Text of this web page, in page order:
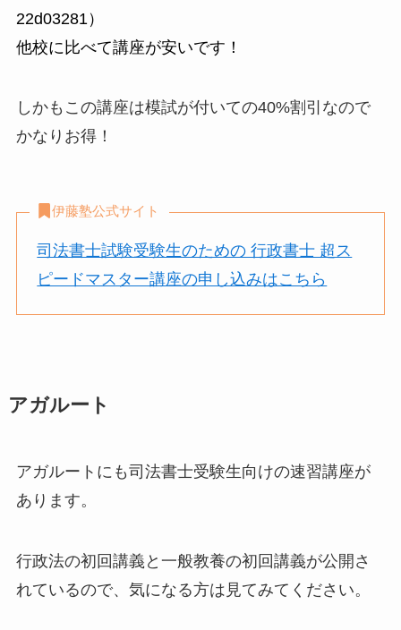
22d03281）
他校に比べて講座が安いです！
しかもこの講座は模試が付いての40%割引なので
かなりお得！
伊藤塾公式サイト
司法書士試験受験生のための 行政書士 超ス
ピードマスター講座の申し込みはこちら
アガルート
アガルートにも司法書士受験生向けの速習講座が
あります。
行政法の初回講義と一般教養の初回講義が公開さ
れているので、気になる方は見てみてください。